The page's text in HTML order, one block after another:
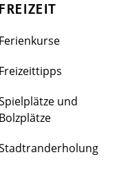
FREIZEIT
Ferienkurse
Freizeittipps
und
Bolzplätze